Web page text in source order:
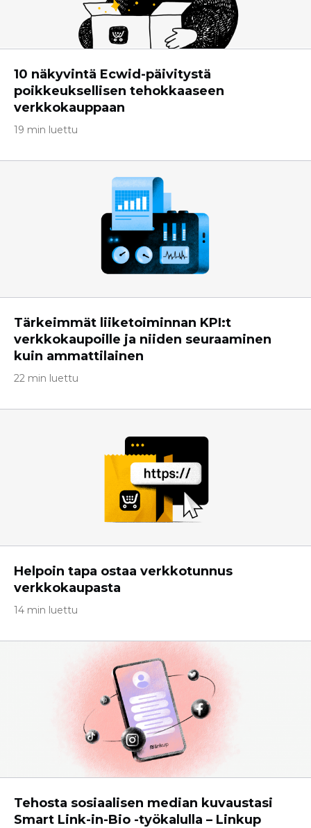
10 näkyvintä Ecwid-päivitystä
poikkeuksellisen tehokkaaseen
verkkokauppaan
19 min luettu
Tärkeimmät liiketoiminnan KPI:t
verkkokaupoille ja niiden seuraaminen
kuin ammattilainen
22 min luettu
Helpoin tapa ostaa verkkotunnus
verkkokaupasta
14 min luettu
Tehosta sosiaalisen median kuvaustasi
Smart Link-in-Bio -työkalulla – Linkup